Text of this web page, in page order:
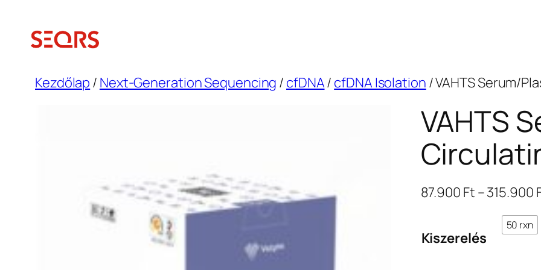
tartalomhoz
Kezdőlap / Next-Generation Sequencing / cfDNA/ cfDNA Isolation / VAHTS Serum/
VAHTS
87.900 Ft –315.900
Kiszerelés
50 rxn